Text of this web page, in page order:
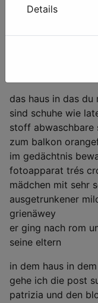
Noch ein Beweis,
wie unsere
das haus in das
sind schuhe wie
stoff abwaschbare
zum balkon
im gedächtnis
fotoapparat trés
mädchen mit sehr
ausgetrunkener
grienäwey
er ging nach rom
seine eltern
in dem haus in
gehe ich die post
patrizia und den
Details